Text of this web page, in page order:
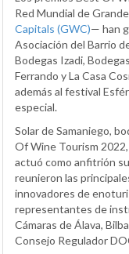
Red Mundial de
Capitals (GWC)— han
Asociación del Barrio
Bodegas Izadi,
Ferrando y La Casa
además al festival
especial.
Solar de Samaniego,
Of Wine Tourism
actuó como anfitrión
reunieron las
innovadores de
representantes de
Cámaras de Álava,
Consejo Regulador